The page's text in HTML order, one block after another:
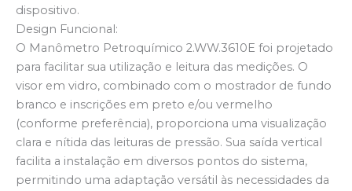
dispositivo.
Design Funcional:
O Manômetro Petroquímico 2.WW.3610E foi projetado
para facilitar sua utilização e leitura das medições. O
visor em vidro, combinado com o mostrador de fundo
branco e inscrições em preto e/ou vermelho
(conforme preferência), proporciona uma visualização
clara e nítida das leituras de pressão. Sua saída vertical
facilita a instalação em diversos pontos do sistema,
permitindo uma adaptação versátil às necessidades da